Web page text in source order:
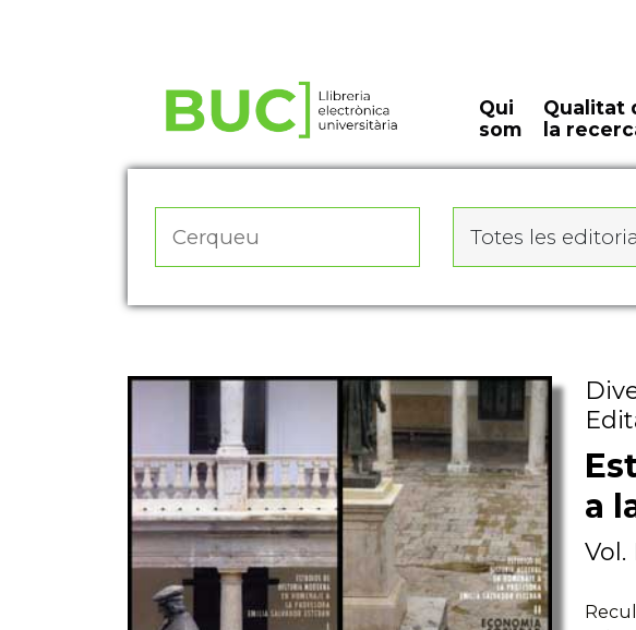
Qui
som
Qualitat
la
Totes les
a
Vol.